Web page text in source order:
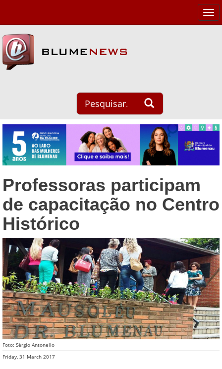
Professoras participam
de capacitação no Centro
Histórico
Foto: Sérgio Antonello
Friday, 31 March 2017